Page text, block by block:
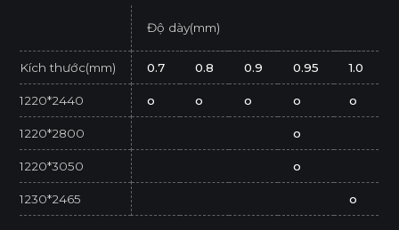
Độ dày(mm)
Kích thước(mm) 0.7 0.8 0.9 0.95 1.0
1220*2440 o o o o o
1220*2800 o
1220*3050 o
1230*2465 o